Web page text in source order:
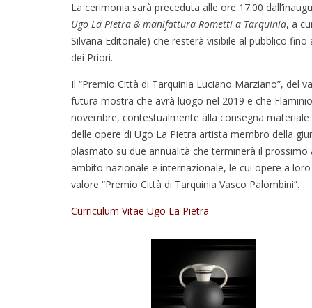
La cerimonia sarà preceduta alle ore 17.00
Ugo La Pietra & manifattura Rometti a Tarquinia, a
Silvana Editoriale) che resterà visibile al pubblico
dei Priori.
Il “Premio Città di Tarquinia Luciano Marziano”, del
futura mostra che avrà luogo nel 2019 e che
novembre, contestualmente alla consegna
delle opere di Ugo La Pietra artista membro della
plasmato su due annualità che terminerà il
ambito nazionale e internazionale, le cui opere a
valore “Premio Città di Tarquinia Vasco Palombini”.
Curriculum Vitae Ugo La Pietra